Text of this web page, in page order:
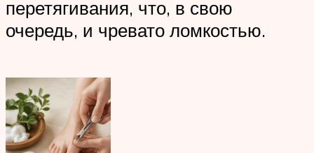
перетягивания, что, в свою
очередь, и чревато ломкостью.